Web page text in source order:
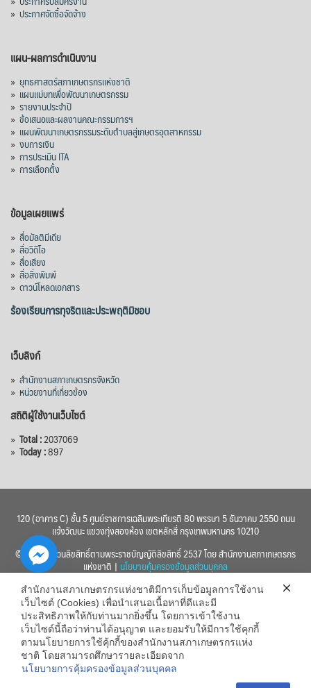
ลด 51.63% ยังดีที่ราคาขายดีกว่าปีก่อน
mgronline.com
View on Facebook
สภาเกษตรกรแห่งชาติ
1 day ago
คณะรัฐมนตรี อนุมัติโครงการอ่างเก็บน้ำ
คลองวังโตนด วงเงิน 7,200 ล้านบาท สะท้อน
ผลสำเร็จการผลักดันข้อเสนอเชิงนโยบายของ
เมื่อวันที่ 5 สิงหาคม 2569 คณะรัฐมนตรีมีมติ
อนุมัติโครงการอ่างเก็บน้ำคลองวังโตนด
จังหวัดจันทบุรี กรอบวงเงิน 7,200 ล้านบาท
กำหนดระยะเวลาดำเนินงาน 7 ปี (พ.ศ. 2570–
2576) โดยโครงการมีความจุ 99.50 ล้าน
ลูกบาศก์เมตร สามารถสนับสนุนพื้นที่
ชลประทานกว่า 87,700 ไร่ เพิ่ม
View on Facebook
» ประกาศจัดซื้อจัดจ้าง
แผน-ผลการดำเนินงาน
» ยุทธศาสตร์สภาเกษตรกรแห่งชาติ
» แผนแม่บทเพื่อพัฒนาเกษตรกรรม
» รายงานประจำปี
» ข้อเสนอและผลงานคณะกรรมการฯ
» แผนพัฒนาเกษตรกรรมระดับตำบลสู่เกษตรอุตสาหกรรม
» งบการเงิน
» การประเมิน ITA
» การเลือกตั้ง
ข้อมูลเผยแพร่
» สื่อมัลติมีเดีย
» สื่อวิดีโอ
» สื่อเสียง
» สื่อสิ่งพิมพ์
» ดาวน์โหลดเอกสาร
ร้องเรียนการทุจริตและประพฤติมิชอบ
เว็บลิงก์
» สำนักงานสภาเกษตรกรจังหวัด
» หน่วยงานที่เกี่ยวข้อง
สถิติผู้ใช้งานเว็บไซต์
» Total :2037069
» Today :897
120 (อาคาร C) ชั้น 5 ศูนย์ราชการเฉลิมพระเกียรติ 80 พรรษา 5 ธันวาคม 2550 ถนน
แจ้งวัฒนะ แขวงทุ่งสองห้อง เขตหลักสี่ กรุงเทพมหานคร 10210
© 2560 สงวนลิขสิทธิ์ตามพระราชบัญญัติลิขสิทธิ์ 2537 โดย สำนักงานสภาเกษตรกร
แห่งชาติ | นโยบายคุ้มครองข้อมูลส่วนบุคคล
สำนักงานสภาเกษตรกรแห่งชาติมีการเก็บข้อมูลการใช้งาน
เว็บไซต์ (Cookies) เพื่อนำเสนอเนื้อหาที่ดีและมี
ประสิทธิภาพให้กับท่านมากยิ่งขึ้น โดยการเข้าใช้งาน
เว็บไซต์นี้ถือว่าท่านได้อนุญาต และยอมรับให้มีการใช้คุกกี้
ตามนโยบายการใช้คุ้กกี้ของสำนักงานสภาเกษตรกรแห่ง
ชาติ โดยสามารถศึกษารายละเอียดจาก
นโยบายการคุ้มครองข้อมูลส่วนบุคคล
Hide
chaty